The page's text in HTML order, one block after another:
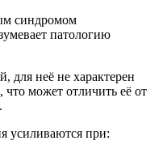
синдромом
патологию
для неё не характерен
может отличить её от
усиливаются при: